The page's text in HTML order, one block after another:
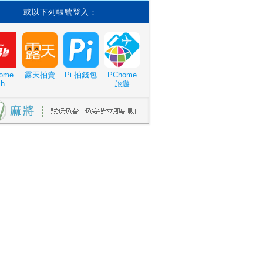
或以下列帳號登入：
露天拍賣 Pi 拍錢包
PChome
旅遊